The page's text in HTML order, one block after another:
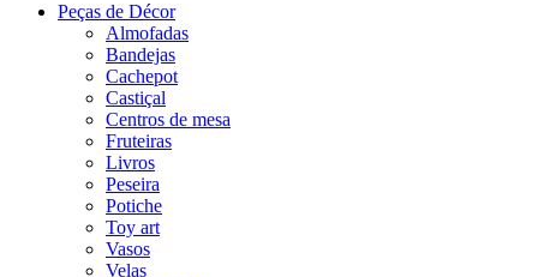
Peças de Décor
Almofadas
Bandejas
Cachepot
Castiçal
Centros de mesa
Fruteiras
Livros
Peseira
Potiche
Toy art
Vasos
Velas